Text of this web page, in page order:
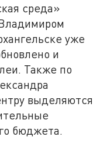
среда»
уже
и
Также по
выделяются
бюджета.